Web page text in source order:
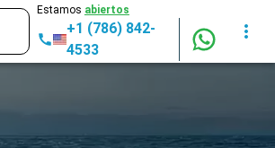
Estamos abiertos
+1 (786) 842-
4533